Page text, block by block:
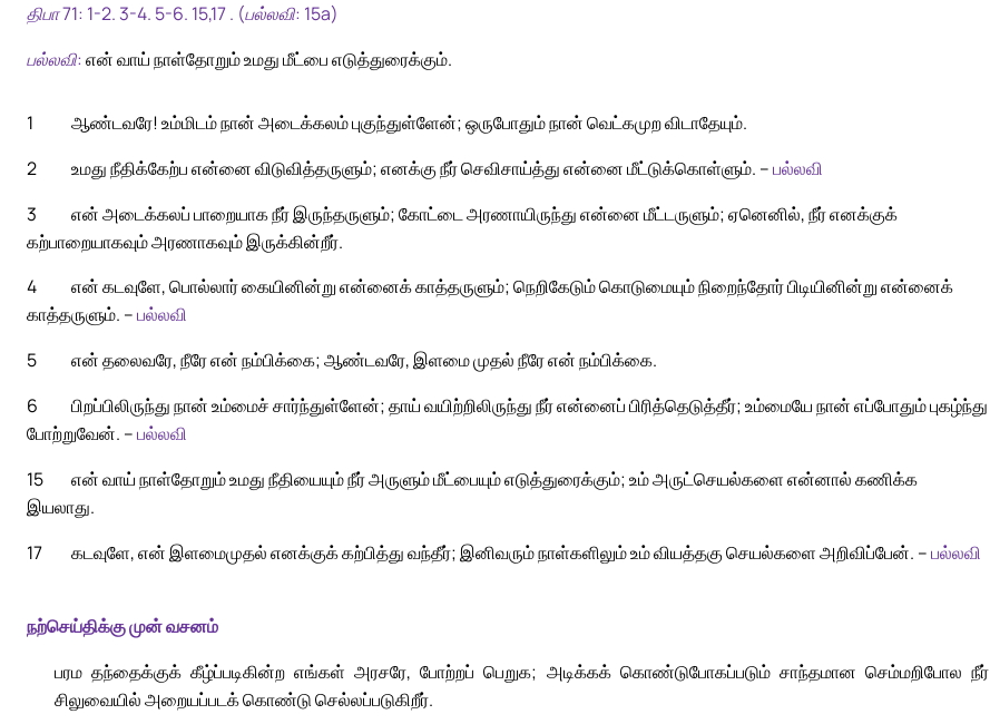
திபா 71: 1-2. 3-4. 5-6. 15,17 . (பல்லவி: 15a)
பல்லவி: என் வாய் நாள்தோறும் உமது மீட்பை எடுத்துரைக்கும்.
1
ஆண்டவரே! உம்மிடம் நான் அடைக்கலம் புகுந்துள்ளேன்; ஒருபோதும் நான் வெட்கமுற விடாதேயும்.
2
உமது நீதிக்கேற்ப என்னை விடுவித்தருளும்; எனக்கு நீர் செவிசாய்த்து என்னை மீட்டுக்கொள்ளும். –பல்லவி
3
என் அடைக்கலப் பாறையாக நீர் இருந்தருளும்; கோட்டை அரணாயிருந்து என்னை மீட்டருளும்; ஏனெனில், நீர் எனக்குக்
கற்பாறையாகவும் அரணாகவும் இருக்கின்றீர்.
4
என் கடவுளே, பொல்லார் கையினின்று என்னைக் காத்தருளும்; நெறிகேடும் கொடுமையும் நிறைந்தோர் பிடியினின்று என்னைக்
காத்தருளும். –பல்லவி
5
என் தலைவரே, நீரே என் நம்பிக்கை; ஆண்டவரே, இளமை முதல் நீரே என் நம்பிக்கை.
6
பிறப்பிலிருந்து நான் உம்மைச் சார்ந்துள்ளேன்; தாய் வயிற்றிலிருந்து நீர் என்னைப் பிரித்தெடுத்தீர்; உம்மையே நான் எப்போதும் புகழ்ந்து
போற்றுவேன். –பல்லவி
15
என் வாய் நாள்தோறும் உமது நீதியையும் நீர் அருளும் மீட்பையும் எடுத்துரைக்கும்; உம் அருட்செயல்களை என்னால் கணிக்க
இயலாது.
17
கடவுளே, என் இளமைமுதல் எனக்குக் கற்பித்து வந்தீர்; இனிவரும் நாள்களிலும் உம் வியத்தகு செயல்களை அறிவிப்பேன். –பல்லவி
நற்செய்திக்கு முன் வசனம்
பரம தந்தைக்குக் கீழ்ப்படிகின்ற எங்கள் அரசரே, போற்றப் பெறுக; அடிக்கக் கொண்டுபோகப்படும் சாந்தமான செம்மறிபோல நீர்
சிலுவையில் அறையப்படக் கொண்டு செல்லப்படுகிறீர்.